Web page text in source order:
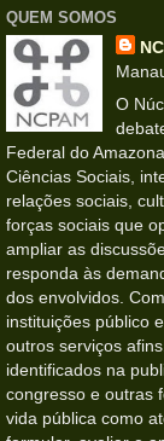
QUEM SOMOS
O
Federal do
Ciências Sociais,
relações sociais,
forças sociais que
ampliar as
responda às
dos envolvidos.
instituições público
outros serviços
identificados na
congresso e outras
vida pública como